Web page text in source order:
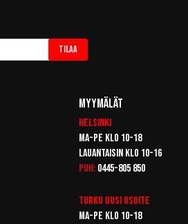
Tilaa
Myymälät
Helsinki
Ma-pe klo 10-18
Lauantaisin klo 10-16
Puh: 0445-805 850
Turku Uusi osoite
Ma-pe klo 10-18